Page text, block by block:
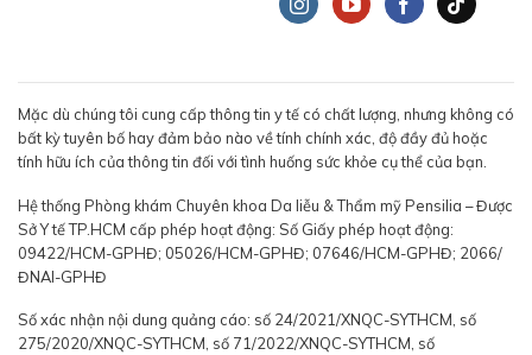
Mặc dù chúng tôi cung cấp thông tin y tế có chất lượng, nhưng không có
bất kỳ tuyên bố hay đảm bảo nào về tính chính xác, độ đầy đủ hoặc
tính hữu ích của thông tin đối với tình huống sức khỏe cụ thể của bạn.
Hệ thống Phòng khám Chuyên khoa Da liễu & Thẩm mỹ Pensilia – Được
Sở Y tế TP.HCM cấp phép hoạt động: Số Giấy phép hoạt động:
09422/HCM-GPHĐ; 05026/HCM-GPHĐ; 07646/HCM-GPHĐ; 2066/
ĐNAI-GPHĐ
Số xác nhận nội dung quảng cáo: số 24/2021/XNQC-SYTHCM, số
275/2020/XNQC-SYTHCM, số 71/2022/XNQC-SYTHCM, số